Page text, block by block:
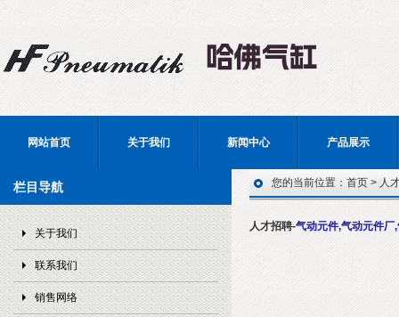
网站首页 关于我们 新闻中心 产品展示
栏目导航
关于我们
联系我们
销售网络
您的当前位置： 首页 > 人
人才招聘-气动元件,气动元件厂